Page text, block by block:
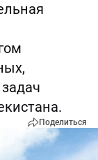
Поделиться